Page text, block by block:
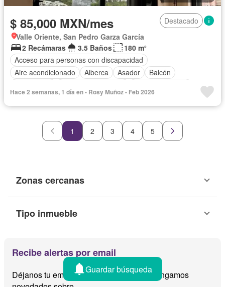
$ 85,000 MXN/mes
Destacado
Valle Oriente, San Pedro Garza García
2 Recámaras
3.5 Baños
180 m²
Acceso para personas con discapacidad
Aire acondicionado
Alberca Asador
Balcón
Cuarto de Limpieza
Elevador
Estacionamiento
Gimnasio
Sala polivalente Seguridad
Vista panorámica
Completamente amueblado
Hace 2 semanas, 1 día en - Rosy Muñoz - Feb 2026
1 2 3 4 5
Zonas cercanas
Tipo inmueble
Recibe alertas por email
Déjanos tu email y te avisamos cuando tengamos
Guardar búsqueda